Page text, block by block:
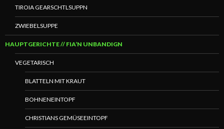
TIROIA GEARSCHTLSUPPN
ZWIEBELSUPPE
HAUPTGERICHTE // FIA’N UNBANDIGN
VEGETARISCH
BLATTELN MIT KRAUT
BOHNENEINTOPF
CHRISTIANS GEMÜSEEINTOPF